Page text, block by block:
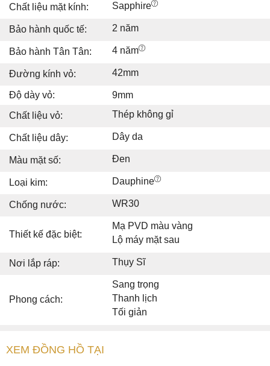
Chất liệu mặt kính: Sapphire
Bảo hành quốc tế: 2 năm
Bảo hành Tân Tân: 4 năm
Đường kính vỏ: 42mm
Độ dày vỏ:
9mm
Chất liệu vỏ:
Thép không gỉ
Chất liệu dây: Dây da
Màu mặt số: Đen
Loại kim: Dauphine
Chống nước: WR30
Thiết kế đặc biệt:
Mạ PVD màu vàng
Lộ máy mặt sau
Nơi lắp ráp: Thụy Sĩ
Phong cách:
Sang trọng
Thanh lịch
Tối giản
XEM ĐỒNG HỒ TẠI